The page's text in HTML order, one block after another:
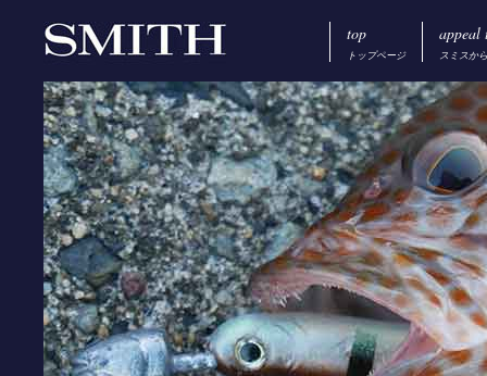
top
トップページ
appeal
スミスか